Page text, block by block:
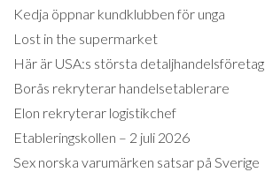
Kedja öppnar kundklubben för unga
Lost in the supermarket
Här är USA:s största detaljhandelsföretag
Borås rekryterar handelsetablerare
Elon rekryterar logistikchef
Etableringskollen – 2 juli 2026
Sex norska varumärken satsar på Sverige